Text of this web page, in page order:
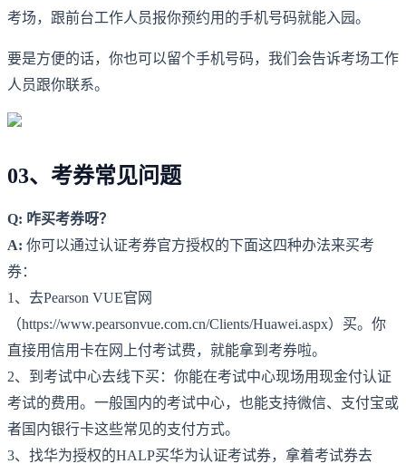
考场，跟前台工作人员报你预约用的手机号码就能入园。
要是方便的话，你也可以留个手机号码，我们会告诉考场工作
人员跟你联系。
03、考券常见问题
Q: 咋买考券呀？
A: 你可以通过认证考券官方授权的下面这四种办法来买考
券：
1、去Pearson VUE官网
（https://www.pearsonvue.com.cn/Clients/Huawei.aspx）买。你
直接用信用卡在网上付考试费，就能拿到考券啦。
2、到考试中心去线下买：你能在考试中心现场用现金付认证
考试的费用。一般国内的考试中心，也能支持微信、支付宝或
者国内银行卡这些常见的支付方式。
3、找华为授权的HALP买华为认证考试券，拿着考试券去